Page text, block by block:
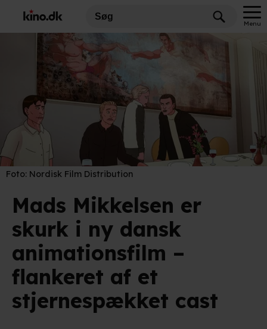
Menu
Foto: Nordisk Film Distribution
Mads Mikkelsen er
skurk i ny dansk
animationsfilm –
flankeret af et
stjernespækket cast